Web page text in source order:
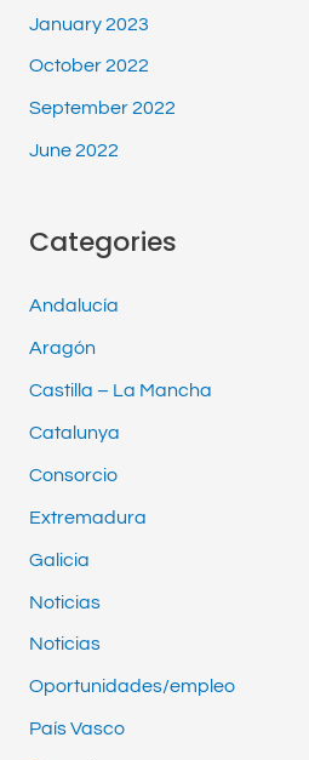
January 2023
October 2022
September 2022
June 2022
Categories
Andalucía
Aragón
Castilla – La Mancha
Catalunya
Consorcio
Extremadura
Galicia
Noticias
Noticias
Oportunidades/empleo
País Vasco